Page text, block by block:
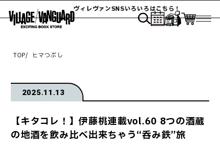
ヴィレヴァンSNSいろいろはこちら！
TOP ヒマつぶし
2025.11.13
【キタコレ！】伊藤桃連載vol.60 8つの酒蔵
の地酒を飲み比べ出来ちゃう“呑み鉄”旅